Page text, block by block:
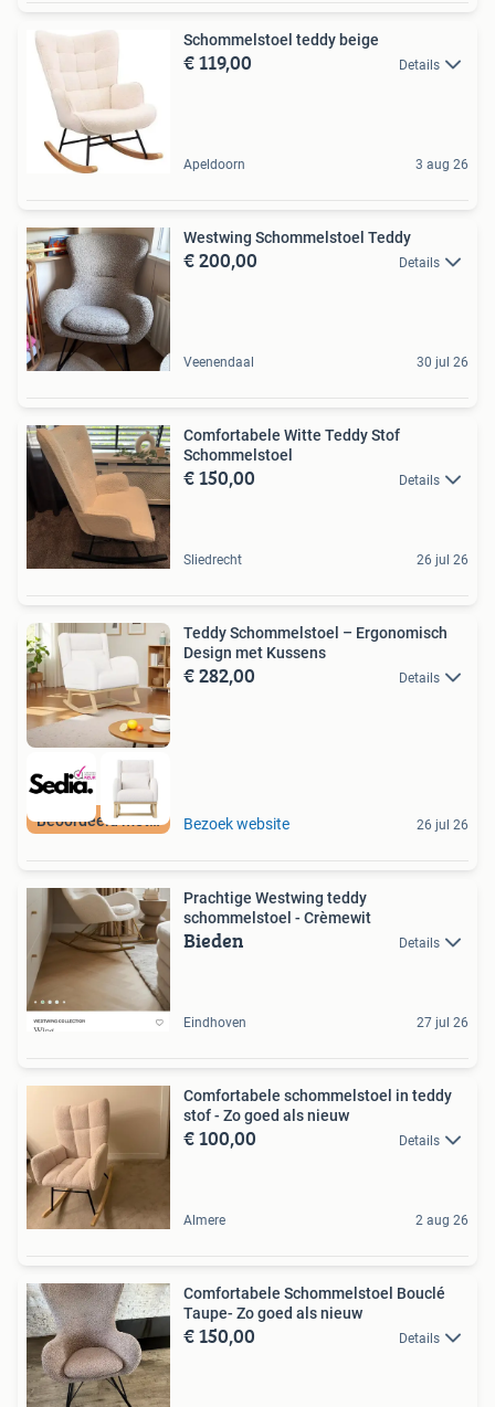
Schommelstoel teddy beige
€ 119,00 Details
Apeldoorn 3 aug 26
Westwing Schommelstoel Teddy
€ 200,00 Details
Veenendaal 30 jul 26
Comfortabele Witte Teddy Stof
Schommelstoel
€ 150,00 Details
Sliedrecht 26 jul 26
Beoordeeld met 9+
Teddy Schommelstoel – Ergonomisch
Design met Kussens
€ 282,00 Details
Bezoek website 26 jul 26
Prachtige Westwing teddy
schommelstoel - Crèmewit
Bieden Details
Eindhoven 27 jul 26
Comfortabele schommelstoel in teddy
stof - Zo goed als nieuw
€ 100,00 Details
Almere 2 aug 26
Comfortabele Schommelstoel Bouclé
Taupe- Zo goed als nieuw
€ 150,00 Details